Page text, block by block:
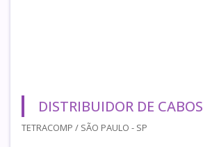
DISTRIBUIDOR DE CABOS
TETRACOMP / SÃO PAULO - SP